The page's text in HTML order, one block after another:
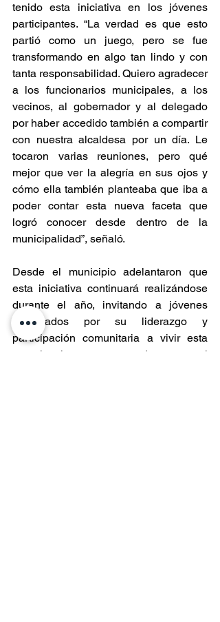
tenido esta iniciativa en los jóvenes
participantes. “La verdad es que esto
partió como un juego, pero se fue
transformando en algo tan lindo y con
tanta responsabilidad. Quiero agradecer
a los funcionarios municipales, a los
vecinos, al gobernador y al delegado
por haber accedido también a compartir
con nuestra alcaldesa por un día. Le
tocaron varias reuniones, pero qué
mejor que ver la alegría en sus ojos y
cómo ella también planteaba que iba a
poder contar esta nueva faceta que
logró conocer desde dentro de la
municipalidad”, señaló.
Desde el municipio adelantaron que
esta iniciativa continuará realizándose
durante el año, invitando a jóvenes
destacados por su liderazgo y
participación comunitaria a vivir esta
experiencia y conocer de cerca el